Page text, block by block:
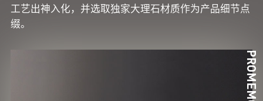
工艺出神入化，并选取独家大理石材质作为产品细节点
缀。